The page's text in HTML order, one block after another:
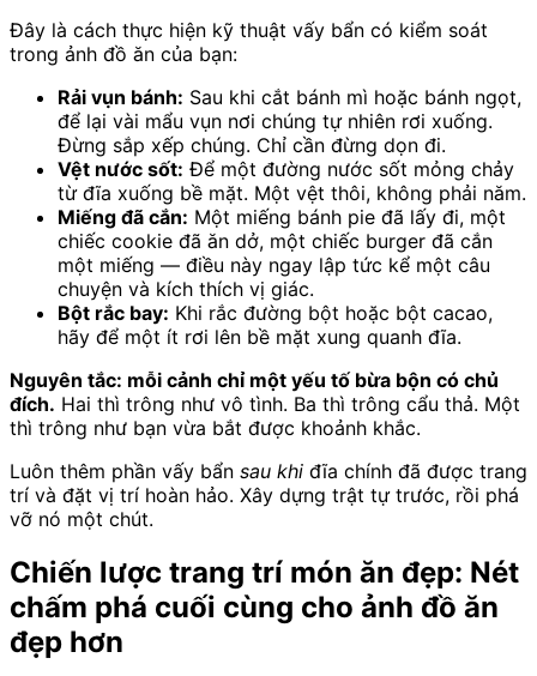
Đây là cách thực hiện kỹ thuật vấy bẩn có kiểm soát
trong ảnh đồ ăn của bạn:
Rải vụn bánh: Sau khi cắt bánh mì hoặc bánh ngọt,
để lại vài mẩu vụn nơi chúng tự nhiên rơi xuống.
Đừng sắp xếp chúng. Chỉ cần đừng dọn đi.
Vệt nước sốt: Để một đường nước sốt mỏng chảy
từ đĩa xuống bề mặt. Một vệt thôi, không phải năm.
Miếng đã cắn: Một miếng bánh pie đã lấy đi, một
chiếc cookie đã ăn dở, một chiếc burger đã cắn
một miếng — điều này ngay lập tức kể một câu
chuyện và kích thích vị giác.
Bột rắc bay: Khi rắc đường bột hoặc bột cacao,
hãy để một ít rơi lên bề mặt xung quanh đĩa.
Nguyên tắc: mỗi cảnh chỉ một yếu tố bừa bộn có chủ
đích. Hai thì trông như vô tình. Ba thì trông cẩu thả. Một
thì trông như bạn vừa bắt được khoảnh khắc.
Luôn thêm phần vấy bẩn sau khi đĩa chính đã được trang
trí và đặt vị trí hoàn hảo. Xây dựng trật tự trước, rồi phá
vỡ nó một chút.
Chiến lược trang trí món ăn đẹp: Nét
chấm phá cuối cùng cho ảnh đồ ăn
đẹp hơn